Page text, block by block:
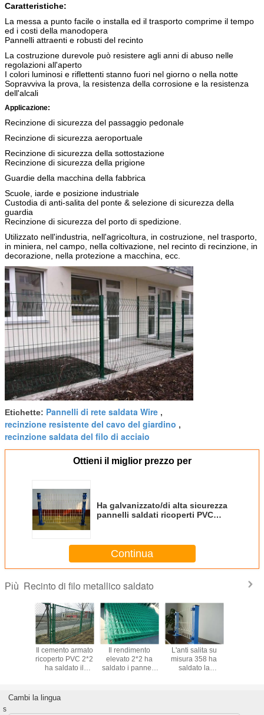
Caratteristiche:
La messa a punto facile o installa ed il trasporto comprime il tempo
ed i costi della manodopera
Pannelli attraenti e robusti del recinto
La costruzione durevole può resistere agli anni di abuso nelle
regolazioni all'aperto
I colori luminosi e riflettenti stanno fuori nel giorno o nella notte
Sopravviva la prova, la resistenza della corrosione e la resistenza
dell'alcali
Applicazione:
Recinzione di sicurezza del passaggio pedonale
Recinzione di sicurezza aeroportuale
Recinzione di sicurezza della sottostazione
Recinzione di sicurezza della prigione
Guardie della macchina della fabbrica
Scuole, iarde e posizione industriale
Custodia di anti-salita del ponte & selezione di sicurezza della
guardia
Recinzione di sicurezza del porto di spedizione.
Utilizzato nell'industria, nell'agricoltura, in costruzione, nel trasporto,
in miniera, nel campo, nella coltivazione, nel recinto di recinzione, in
decorazione, nella protezione a macchina, ecc.
Etichette: Pannelli di rete saldata Wire ,
recinzione resistente del cavo del giardino ,
recinzione saldata del filo di acciaio
Ottieni il miglior prezzo per
Ha galvanizzato/di alta sicurezza
pannelli saldati ricoperti PVC
Continua
Più Recinto di filo metallico saldato
acciaio
Il cemento armato
ricoperto PVC 2*2
ha saldato il
cane del coniglio
dell'uccello
Il rendimento
elevato 2*2 ha
saldato i pannelli
L'anti salita su
misura 358 ha
saldato la
metallico
Cambi la lingua
s